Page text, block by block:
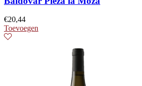
€20,44
Toevoegen